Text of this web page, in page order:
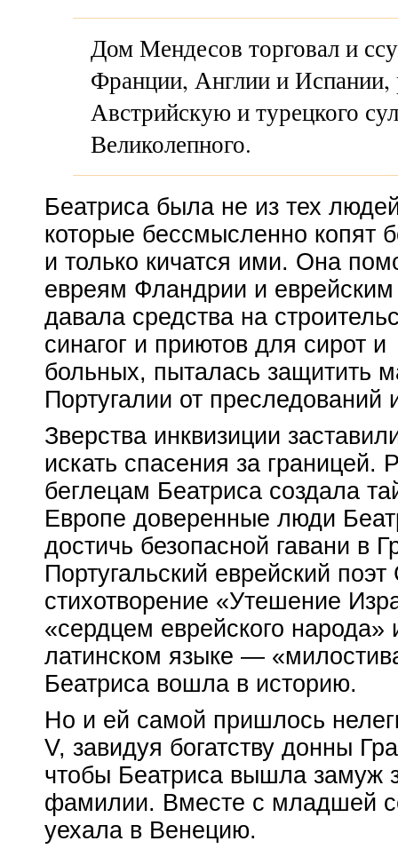
Дом Мендесов торговал и
Франции, Англии и
Австрийскую и турецкого
Великолепного.
Беатриса была не из тех
которые бессмысленно копят
и только кичатся ими. Она
евреям Фландрии и
давала средства на
синагог и приютов для сирот и
больных, пыталась защитить
Португалии от преследований
Зверства инквизиции
искать спасения за
беглецам Беатриса создала
Европе доверенные люди
достичь безопасной гавани в
Португальский еврейский
стихотворение «Утешение
«сердцем еврейского
латинском языке —
Беатриса вошла в историю.
Но и ей самой пришлось
V, завидуя богатству донны
чтобы Беатриса вышла замуж
фамилии. Вместе с младшей
уехала в Венецию.